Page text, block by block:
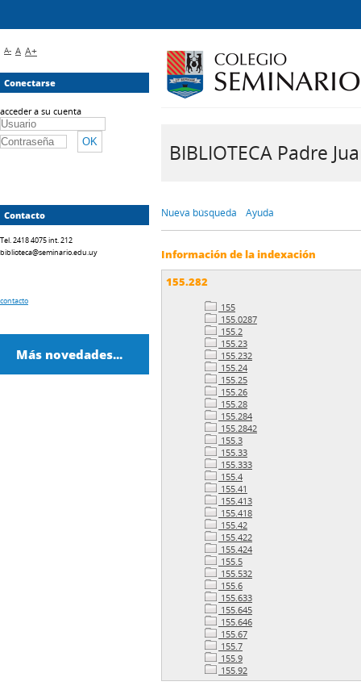
BIBLIOTECA Padre
Nueva búsqueda Ayuda
Información de la indexación
155.282
155
155.0287
155.2
155.23
155.232
155.24
155.25
155.26
155.28
155.284
155.2842
155.3
155.33
155.333
155.4
155.41
155.413
155.418
155.42
155.422
155.424
155.5
155.532
155.6
155.633
155.645
155.646
155.67
155.7
155.9
155.92
A- A A+
Conectarse
acceder a su cuenta
Contacto
Tel. 2418 4075 int. 212
biblioteca@seminario.edu.uy
contacto
Más novedades...